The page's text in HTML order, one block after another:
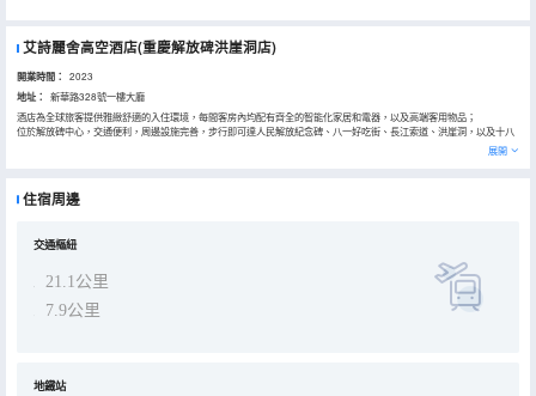
艾詩麗舍高空酒店(重慶解放碑洪崖洞店)
開業時間： 2023
地址：
新華路328號一樓大廳
酒店為全球旅客提供雅緻舒適的入住環境，每間客房內均配有齊全的智能化家居和電器，以及高端客用物品；
位於解放碑中心，交通便利，周邊設施完善，步行即可達人民解放紀念碑、八一好吃街、長江索道、洪崖洞，以及十八
展開
住宿周邊
交通樞紐
21.1公里
7.9公里
地鐵站